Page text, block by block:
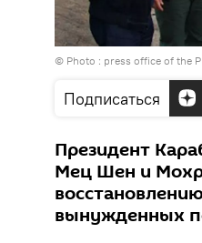
© Photo : press office of the
Подписаться
Президент
Мец Шен и
вынужденных